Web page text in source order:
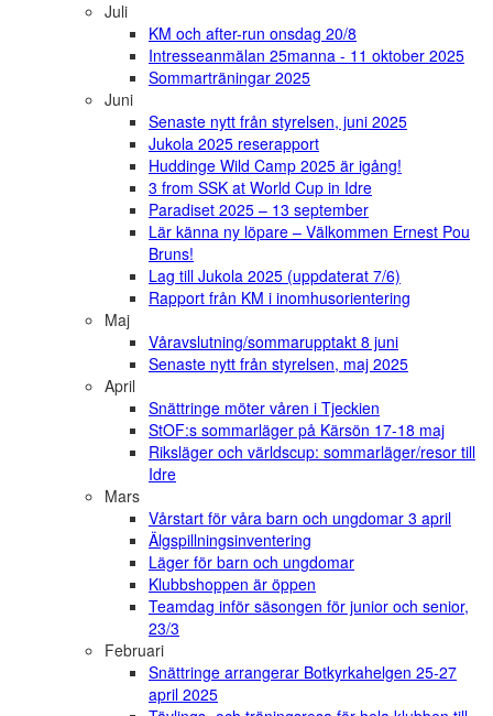
Juli
KM och after-run onsdag 20/8
Intresseanmälan 25manna - 11 oktober 2025
Sommarträningar 2025
Juni
Senaste nytt från styrelsen, juni 2025
Jukola 2025 reserapport
Huddinge Wild Camp 2025 är igång!
3 from SSK at World Cup in Idre
Paradiset 2025 – 13 september
Lär känna ny löpare – Välkommen Ernest Pou
Bruns!
Lag till Jukola 2025 (uppdaterat 7/6)
Rapport från KM i inomhusorientering
Maj
Våravslutning/sommarupptakt 8 juni
Senaste nytt från styrelsen, maj 2025
April
Snättringe möter våren i Tjeckien
StOF:s sommarläger på Kärsön 17-18 maj
Riksläger och världscup: sommarläger/resor till
Idre
Mars
Vårstart för våra barn och ungdomar 3 april
Älgspillningsinventering
Läger för barn och ungdomar
Klubbshoppen är öppen
Teamdag inför säsongen för junior och senior,
23/3
Februari
Snättringe arrangerar Botkyrkahelgen 25-27
april 2025